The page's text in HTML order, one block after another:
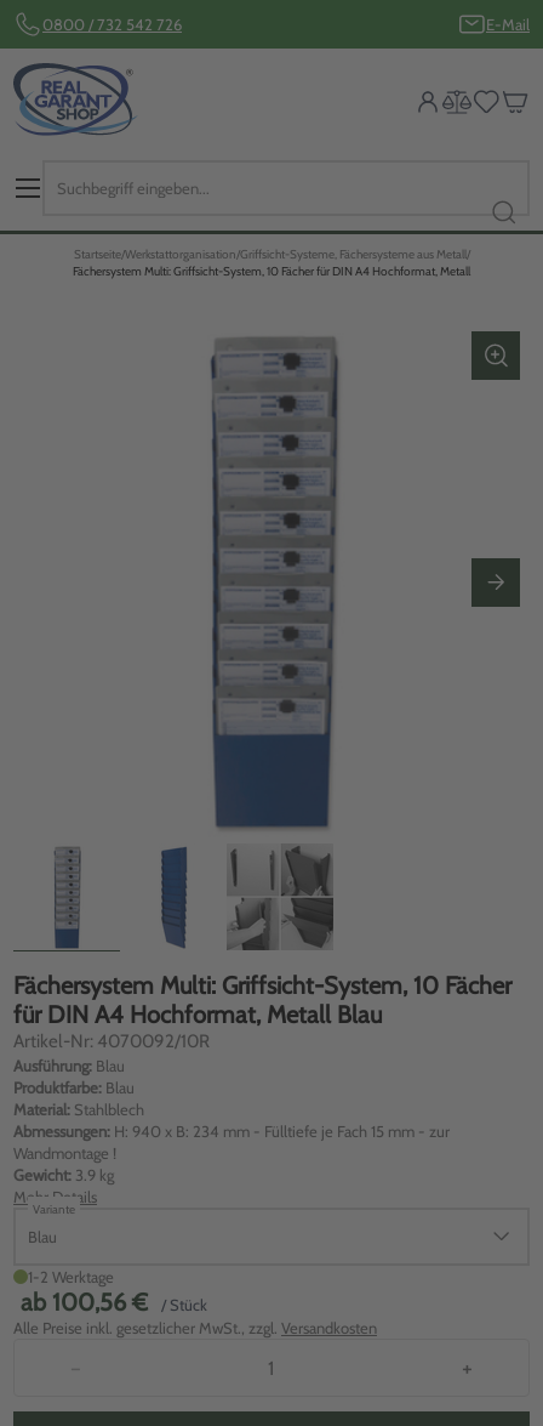
0800 / 732 542 726 E-Mail
Startseite Werkstattorganisation Griffsicht-Systeme, Fächersysteme aus Metall
Fächersystem Multi: Griffsicht-System, 10 Fächer für DIN A4 Hochformat, Metall
Fächersystem Multi: Griffsicht-System, 10 Fächer
für DIN A4 Hochformat, Metall Blau
Artikel-Nr: 4070092/10R
Ausführung: Blau
Produktfarbe: Blau
Material: Stahlblech
Abmessungen: H: 940 x B: 234 mm - Fülltiefe je Fach 15 mm - zur
Wandmontage !
Gewicht: 3.9 kg
Mehr Details
Variante
Blau
1-2 Werktage
ab 100,56 €
/ Stück
Alle Preise inkl. gesetzlicher MwSt., zzgl. Versandkosten
− +